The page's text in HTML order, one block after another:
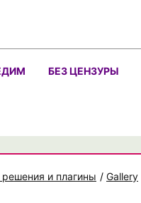
БЕЗ ЦЕНЗУРЫ
и плагины / Gallery